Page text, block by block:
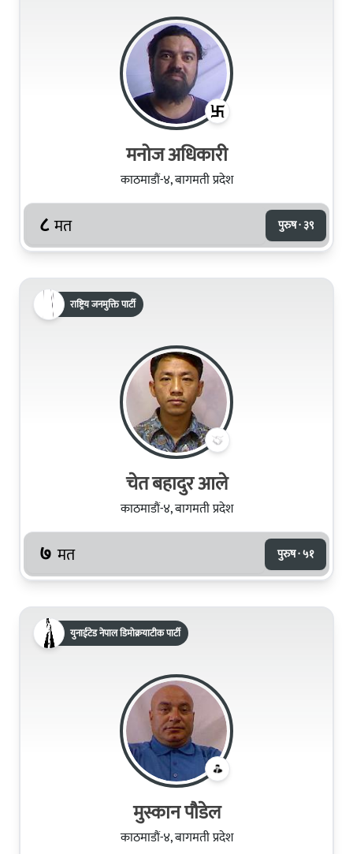
मनोज अधिकारी
काठमाडौं-४, बागमती प्रदेश
८ मत पुरुष · ३९
राष्ट्रिय जनमुक्ति पार्टी
चेत बहादुर आले
काठमाडौं-४, बागमती प्रदेश
७ मत पुरुष · ५१
युनाईटेड नेपाल डिमोक्रयाटीक पार्टी
मुस्कान पौडेल
काठमाडौं-४, बागमती प्रदेश